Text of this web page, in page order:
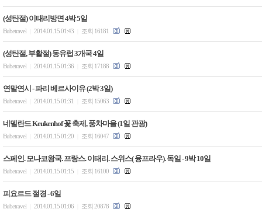
(성탄절) 이태리방면 4박 5일
Bubetravel 2014.01.15 01:43 조회 16181
(성탄절, 부활절) 동유럽 3개국 4일
Bubetravel 2014.01.15 01:36 조회 17188
연말연시 - 파리 베르사이유 (2박 3일)
Bubetravel 2014.01.15 01:31 조회 15063
네델란드 Keukenhof 꽃 축제, 풍차마을 (1일 관광)
Bubetravel 2014.01.15 01:20 조회 16047
스페인. 모나코왕국. 프랑스. 이태리. 스위스( 융프라우). 독일 - 9박 10일
Bubetravel 2014.01.15 01:15 조회 16100
피요르드 절경 - 6일
Bubetravel 2014.01.15 01:06 조회 20878